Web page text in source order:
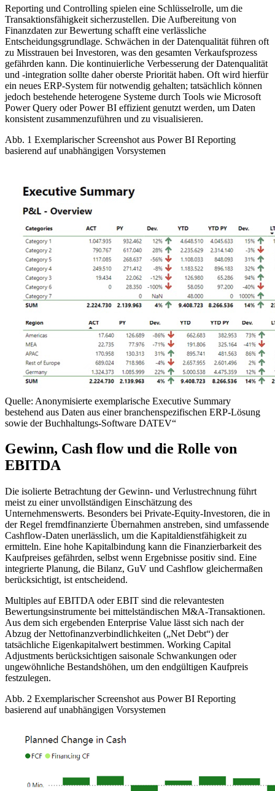
Reporting und Controlling spielen eine Schlüsselrolle, um die
Transaktionsfähigkeit sicherzustellen. Die Aufbereitung von
Finanzdaten zur Bewertung schafft eine verlässliche
Entscheidungsgrundlage. Schwächen in der Datenqualität führen oft
zu Misstrauen bei Investoren, was den gesamten Verkaufsprozess
gefährden kann. Die kontinuierliche Verbesserung der Datenqualität
und -integration sollte daher oberste Priorität haben. Oft wird hierfür
ein neues ERP-System für notwendig gehalten; tatsächlich können
jedoch bestehende heterogene Systeme durch Tools wie Microsoft
Power Query oder Power BI effizient genutzt werden, um Daten
konsistent zusammenzuführen und zu visualisieren.
Abb. 1 Exemplarischer Screenshot aus Power BI Reporting
basierend auf unabhängigen Vorsystemen
Quelle: Anonymisierte exemplarische Executive Summary
bestehend aus Daten aus einer branchenspezifischen ERP-Lösung
sowie der Buchhaltungs-Software DATEV“
Gewinn, Cash flow und die Rolle von
EBITDA
Die isolierte Betrachtung der Gewinn- und Verlustrechnung führt
meist zu einer unvollständigen Einschätzung des
Unternehmenswerts. Besonders bei Private-Equity-Investoren, die in
der Regel fremdfinanzierte Übernahmen anstreben, sind umfassende
Cashflow-Daten unerlässlich, um die Kapitaldienstfähigkeit zu
ermitteln. Eine hohe Kapitalbindung kann die Finanzierbarkeit des
Kaufpreises gefährden, selbst wenn Ergebnisse positiv sind. Eine
integrierte Planung, die Bilanz, GuV und Cashflow gleichermaßen
berücksichtigt, ist entscheidend.
Multiples auf EBITDA oder EBIT sind die relevantesten
Bewertungsinstrumente bei mittelständischen M&A-Transaktionen.
Aus dem sich ergebenden Enterprise Value lässt sich nach der
Abzug der Nettofinanzverbindlichkeiten („Net Debt“) der
tatsächliche Eigenkapitalwert bestimmen. Working Capital
Adjustments berücksichtigen saisonale Schwankungen oder
ungewöhnliche Bestandshöhen, um den endgültigen Kaufpreis
festzulegen.
Abb. 2 Exemplarischer Screenshot aus Power BI Reporting
basierend auf unabhängigen Vorsystemen